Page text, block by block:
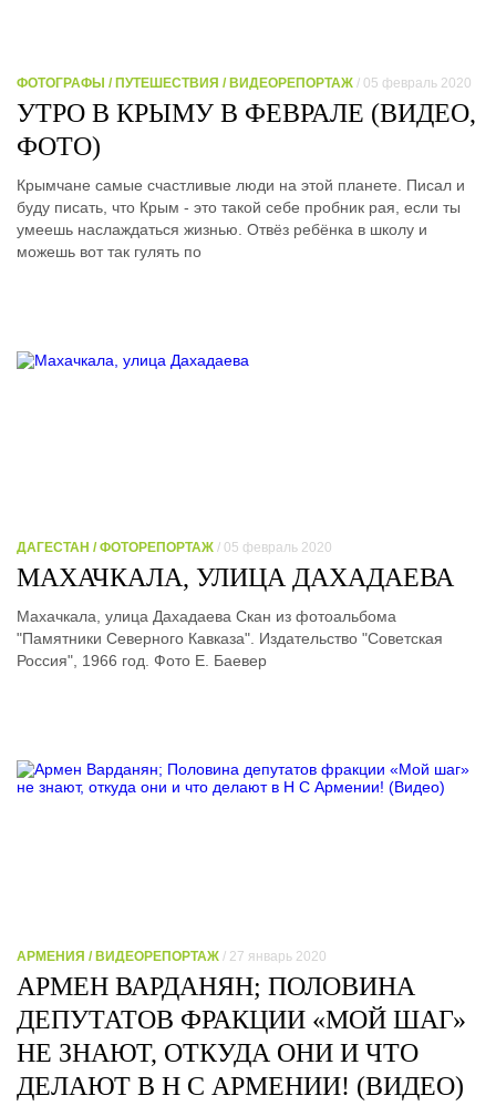
ФОТОГРАФЫ / ПУТЕШЕСТВИЯ / ВИДЕОРЕПОРТАЖ / 05 февраль 2020
УТРО В КРЫМУ В ФЕВРАЛЕ (ВИДЕО,
ФОТО)
Крымчане самые счастливые люди на этой планете. Писал и
буду писать, что Крым - это такой себе пробник рая, если ты
умеешь наслаждаться жизнью. Отвёз ребёнка в школу и
можешь вот так гулять по
ДАГЕСТАН / ФОТОРЕПОРТАЖ / 05 февраль 2020
МАХАЧКАЛА, УЛИЦА ДАХАДАЕВА
Махачкала, улица Дахадаева Скан из фотоальбома
"Памятники Северного Кавказа". Издательство "Советская
Россия", 1966 год. Фото Е. Баевер
АРМЕНИЯ / ВИДЕОРЕПОРТАЖ / 27 январь 2020
АРМЕН ВАРДАНЯН; ПОЛОВИНА
ДЕПУТАТОВ ФРАКЦИИ «МОЙ ШАГ»
НЕ ЗНАЮТ, ОТКУДА ОНИ И ЧТО
ДЕЛАЮТ В Н С АРМЕНИИ! (ВИДЕО)